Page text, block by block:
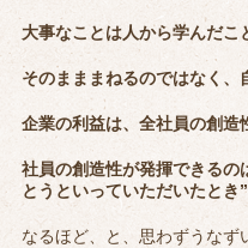
大事なことは人から学んだこ
そのまままねるのではなく、
企業の利益は、全社員の創造
社員の創造性が発揮できるの
とうといっていただいたとき”
なるほど、と、思わずうなず